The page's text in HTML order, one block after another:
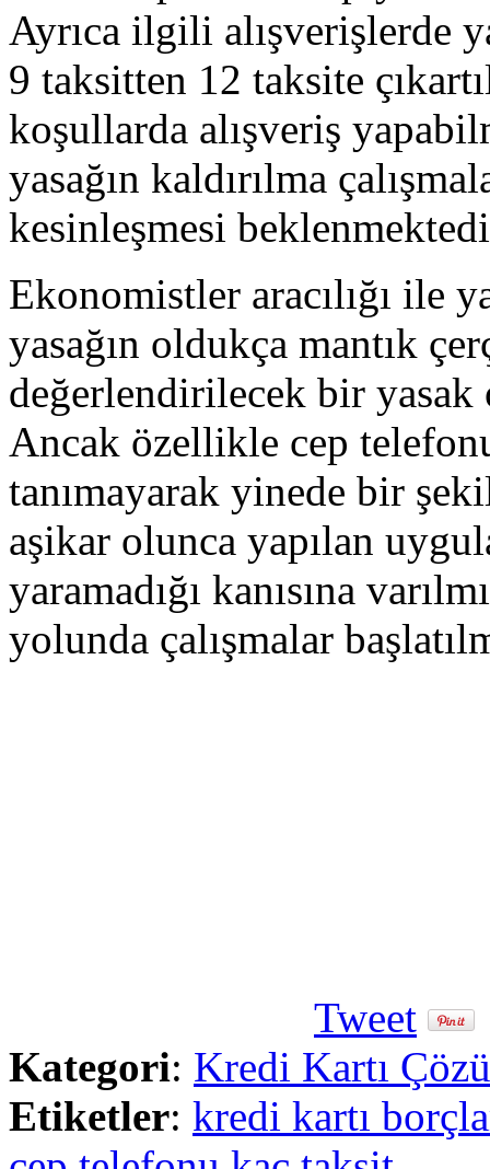
Ayrıca ilgili alışverişlerde
9 taksitten 12 taksite
koşullarda alışveriş
yasağın kaldırılma
kesinleşmesi
Ekonomistler aracılığı ile
yasağın oldukça mantık
değerlendirilecek bir yasak
Ancak özellikle cep
tanımayarak yinede bir
aşikar olunca yapılan
yaramadığı kanısına
yolunda çalışmalar
Tweet
Kategori: Kredi Kartı
Etiketler: kredi kartı